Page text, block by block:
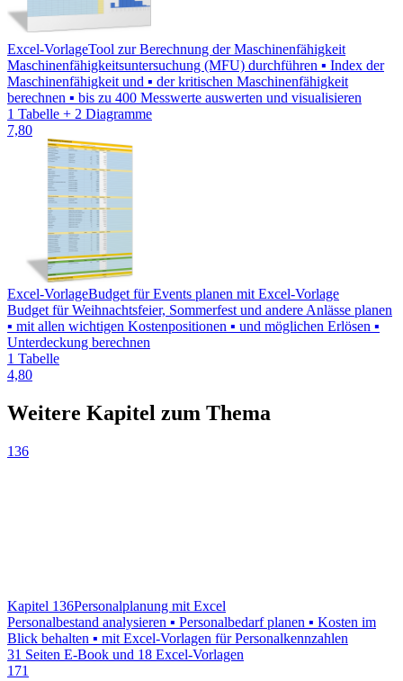
Excel-VorlageTool zur Berechnung der Maschinenfähigkeit
Maschinenfähigkeitsuntersuchung (MFU) durchführen ▪ Index der
Maschinenfähigkeit und ▪ der kritischen Maschinenfähigkeit
berechnen ▪ bis zu 400 Messwerte auswerten und visualisieren
1 Tabelle + 2 Diagramme
7,80
Excel-VorlageBudget für Events planen mit Excel-Vorlage
Budget für Weihnachtsfeier, Sommerfest und andere Anlässe planen
▪ mit allen wichtigen Kostenpositionen ▪ und möglichen Erlösen ▪
Unterdeckung berechnen
1 Tabelle
4,80
Weitere Kapitel zum Thema
136
Kapitel 136Personalplanung mit Excel
Personalbestand analysieren ▪ Personalbedarf planen ▪ Kosten im
Blick behalten ▪ mit Excel-Vorlagen für Personalkennzahlen
31 Seiten E-Book und 18 Excel-Vorlagen
171